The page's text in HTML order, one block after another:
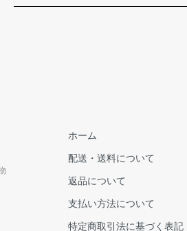
ホーム
配送・送料について
返品について
支払い方法について
特定商取引法に基づく表記